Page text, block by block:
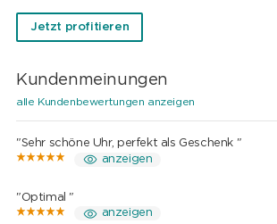
Jetzt profitieren
Kundenmeinungen
alle Kundenbewertungen anzeigen
"Sehr schöne Uhr, perfekt als Geschenk "
anzeigen
"Optimal "
anzeigen